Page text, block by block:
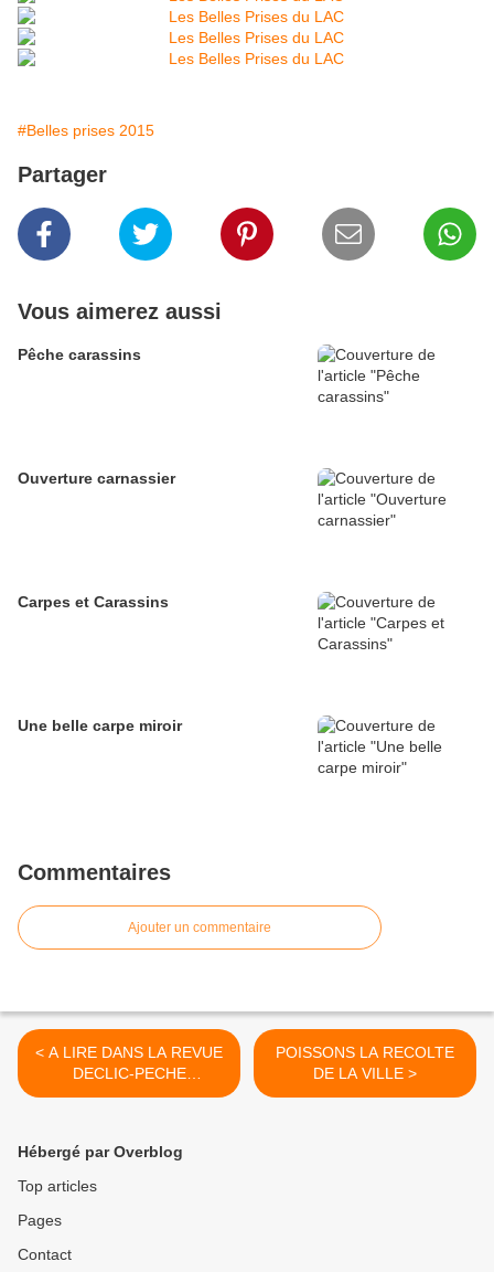
#Belles prises 2015
Partager
Vous aimerez aussi
Pêche carassins
Ouverture carnassier
Carpes et Carassins
Une belle carpe miroir
Commentaires
Ajouter un commentaire
< A LIRE DANS LA REVUE
DECLIC-PECHE
(SEPTEMBRE 2010 N137)
CHOPINEAU LOUIS.
POISSONS LA RECOLTE
DE LA VILLE >
Hébergé par Overblog
Top articles
Pages
Contact